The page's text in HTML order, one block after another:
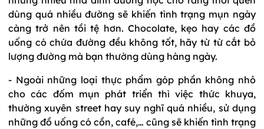
dùng quá nhiều đường sẽ khiến tình trạng mụn ngày
càng trở nên tồi tệ hơn. Chocolate, kẹo hay các đồ
uống có chứa đường đều không tốt, hãy từ từ cắt bỏ
lượng đường mà bạn thường dùng hàng ngày.
- Ngoài những loại thực phẩm góp phần không nhỏ
cho các đốm mụn phát triển thì việc thức khuya,
thường xuyên street hay suy nghĩ quá nhiều, sử dụng
những đồ uống có cồn, café,… cũng sẽ khiến tình trạng